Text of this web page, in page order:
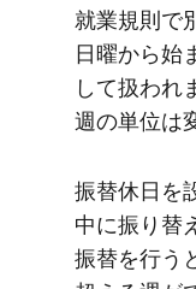
就業規則で​
日曜から​始
して​扱われ
週の​単位は​
振替休日を​
中に​振り替
振替を​行う